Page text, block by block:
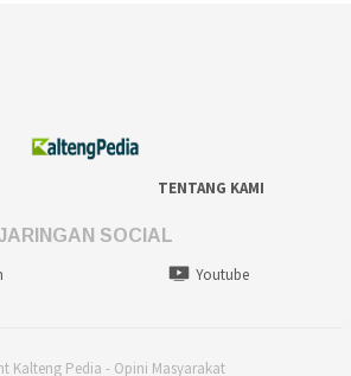
TENTANG KAMI
SOCIAL
Youtube
Kalteng Pedia - Opini Masyarakat